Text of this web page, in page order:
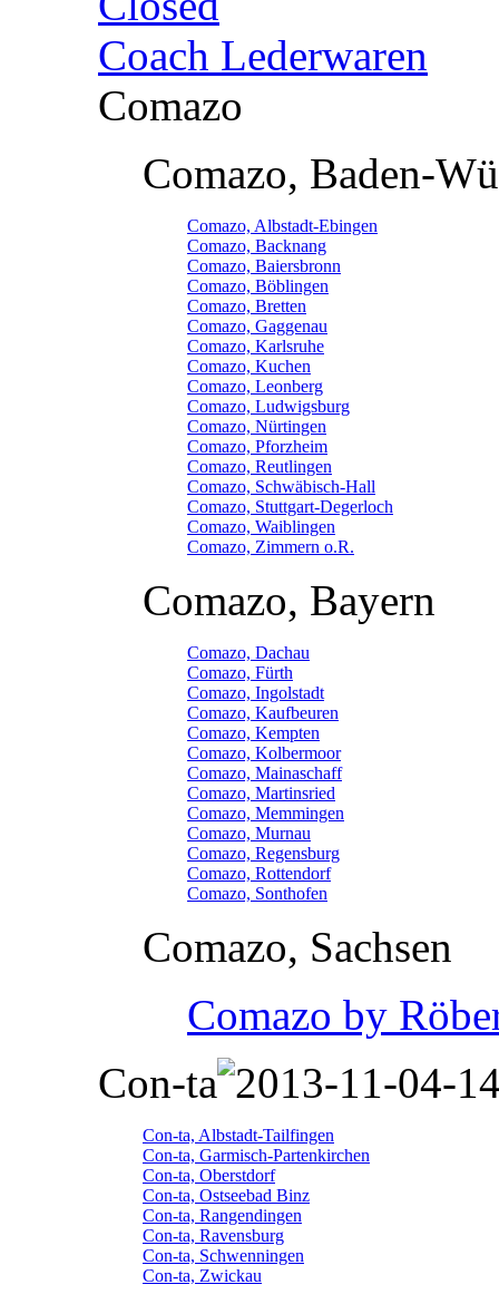
Coach Lederwaren
Comazo
Comazo, Baden-
Comazo, Albstadt-Ebingen
Comazo, Backnang
Comazo, Baiersbronn
Comazo, Böblingen
Comazo, Bretten
Comazo, Gaggenau
Comazo, Karlsruhe
Comazo, Kuchen
Comazo, Leonberg
Comazo, Ludwigsburg
Comazo, Nürtingen
Comazo, Pforzheim
Comazo, Reutlingen
Comazo, Schwäbisch-Hall
Comazo, Stuttgart-Degerloch
Comazo, Waiblingen
Comazo, Zimmern o.R.
Comazo, Bayern
Comazo, Dachau
Comazo, Fürth
Comazo, Ingolstadt
Comazo, Kaufbeuren
Comazo, Kempten
Comazo, Kolbermoor
Comazo, Mainaschaff
Comazo, Martinsried
Comazo, Memmingen
Comazo, Murnau
Comazo, Regensburg
Comazo, Rottendorf
Comazo, Sonthofen
Comazo, Sachsen
Comazo by
Con-ta
Con-ta, Albstadt-Tailfingen
Con-ta, Garmisch-Partenkirchen
Con-ta, Oberstdorf
Con-ta, Ostseebad Binz
Con-ta, Rangendingen
Con-ta, Ravensburg
Con-ta, Schwenningen
Con-ta, Zwickau